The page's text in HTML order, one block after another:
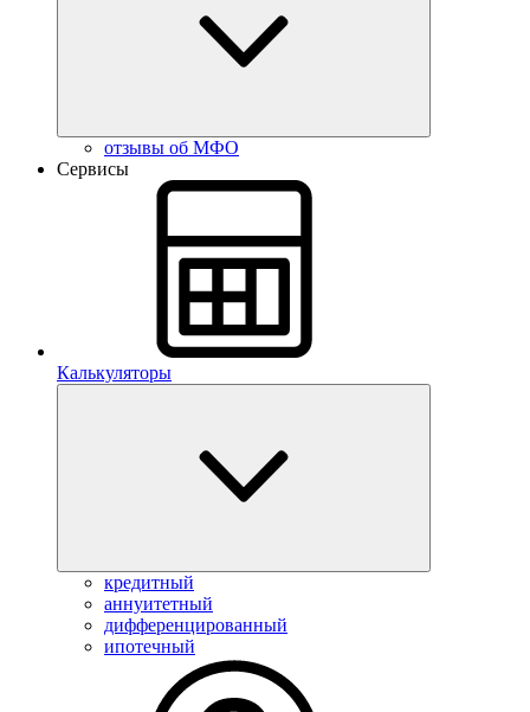
отзывы об МФО
Сервисы
Калькуляторы
кредитный
аннуитетный
дифференцированный
ипотечный